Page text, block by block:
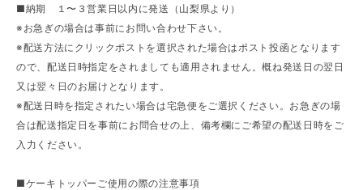
■納期 １〜３営業日以内に発送（山梨県より）
※お急ぎの場合は事前にお問い合わせ下さい。
※配送方法にクリックポストを選択された場合はポスト投函となります
ので、配送日時指定をされましても適用されません。概ね発送日の翌日
又は翌々日のお届けとなります。
※配送日時を指定されたい場合は宅急便をご選択ください。お急ぎの場
合は配送指定日を事前にお問合せの上、備考欄にご希望の配送日時をご
入力ください。
■ケーキトッパーご使用の際の注意事項